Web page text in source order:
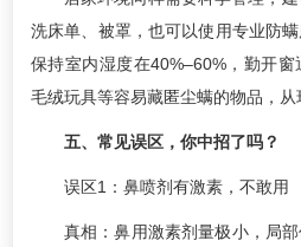
洗床单、被罩，也可以使用专业防
保持室内湿度在40%–60%，勤开窗
毛绒玩具等容易藏匿尘螨的物品，从
五、常见误区，你中招了吗？
误区1：鼻喷剂有激素，不敢用
真相：鼻用激素剂量极小，局